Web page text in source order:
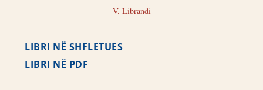
V. Librandi
LIBRI NË SHFLETUES
LIBRI NË PDF